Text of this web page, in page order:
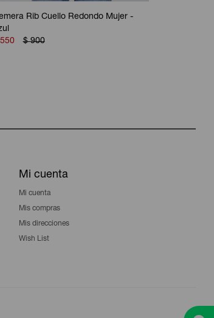
Rib Cuello Redondo Mujer -
550 $ 900
Mi cuenta
Mi cuenta
Mis compras
Mis direcciones
Wish List